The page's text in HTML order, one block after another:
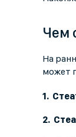
Чем
На
может